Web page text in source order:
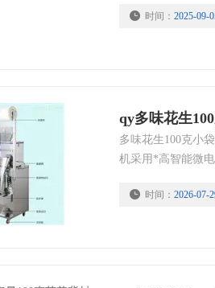
时间： 2025-09-
qy多味花生
多味花生100克小
机​采用*高智能微
时间： 2026-07-